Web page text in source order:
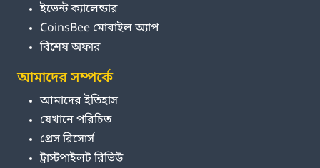
ইভেন্ট ক্যালেন্ডার
CoinsBee মোবাইল অ্যাপ
বিশেষ অফার
আমাদের সম্পর্কে
আমাদের ইতিহাস
যেখানে পরিচিত
প্রেস রিসোর্স
ট্রাস্টপাইলট রিভিউ